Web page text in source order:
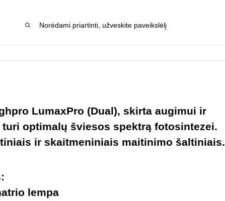
Norėdami priartinti, užveskite paveikslėlį
LumaxPro (Dual), skirta augimui ir
optimalų šviesos spektrą fotosintezei.
ir skaitmeniniais maitinimo šaltiniais.
lempa